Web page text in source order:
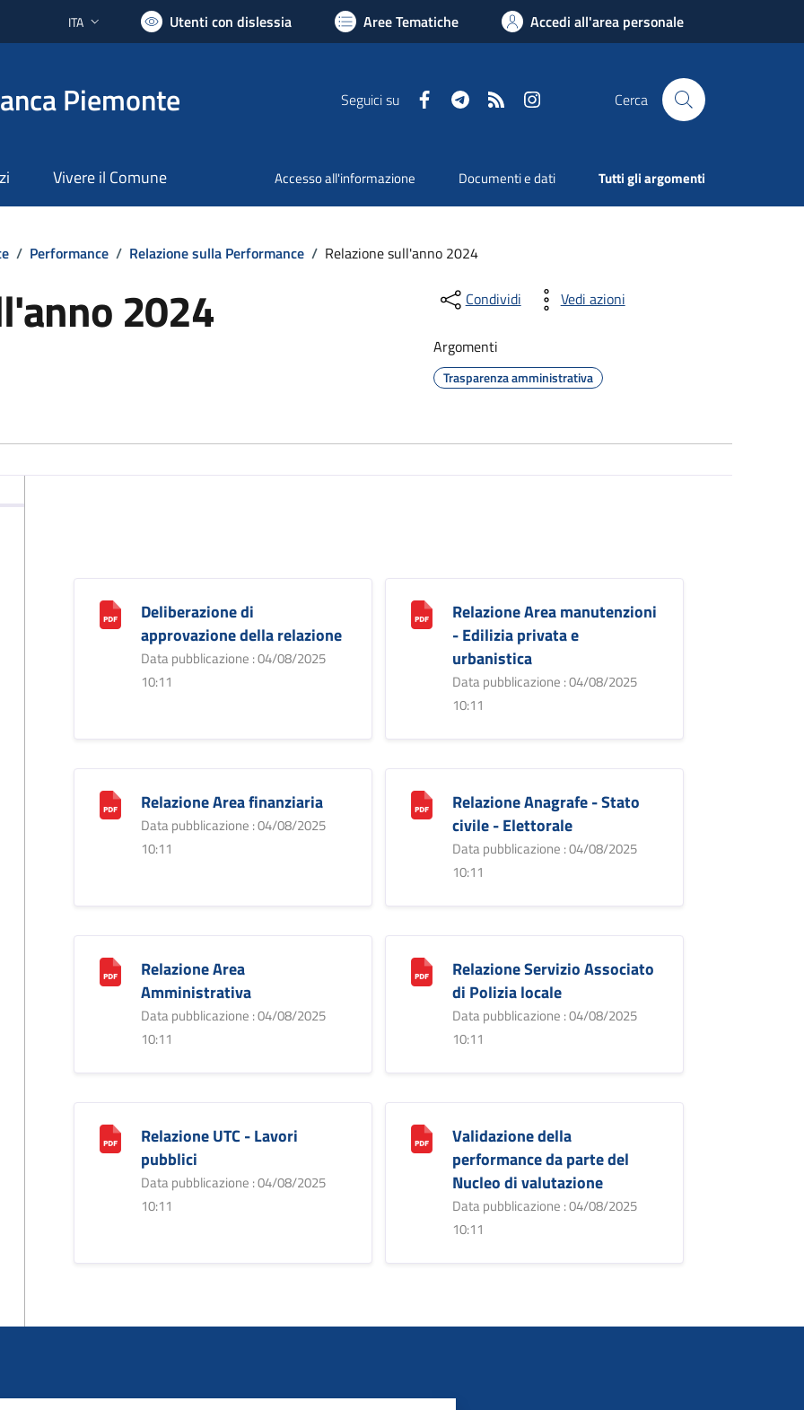
Lingua attiva:
ITA Utenti con dislessia Aree Tematiche Accedi all'area personale
Piemonte Seguici su FacebookTelegramRSS Cerca
Vivere il Comune Accesso all'informazione Documenti e dati Tutti gli argomenti
/ Performance / Relazione sulla Performance / Relazione sull'anno 2024
2024 Condividi Vedi azioni
Argomenti
Trasparenza amministrativa
Deliberazione di
approvazione della relazione
Data pubblicazione : 04/08/2025
10:11
Relazione Area manutenzioni
- Edilizia privata e
urbanistica
Data pubblicazione : 04/08/2025
10:11
Relazione Area finanziaria
Data pubblicazione : 04/08/2025
10:11
Relazione Anagrafe - Stato
civile - Elettorale
Data pubblicazione : 04/08/2025
10:11
Relazione Area
Amministrativa
Data pubblicazione : 04/08/2025
10:11
Relazione Servizio Associato
di Polizia locale
Data pubblicazione : 04/08/2025
10:11
Relazione UTC - Lavori
pubblici
Data pubblicazione : 04/08/2025
10:11
Validazione della
performance da parte del
Nucleo di valutazione
Data pubblicazione : 04/08/2025
10:11